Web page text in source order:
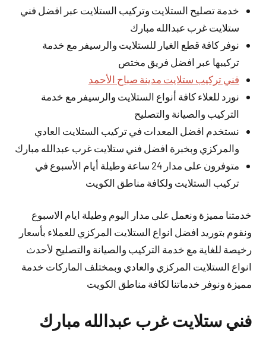
خدمة تصليح الستلايت وتركيب الستلايت عبر افضل فني
ستلايت غرب عبدالله مبارك
نوفر كافة قطع الغيار للستلايت والرسيفر مع خدمة
تركيبها عبر افضل فريق مختص
فني تركيب ستلايت مدينة صباح الأحمد
نورد للعلاء كافة أنواع الستلايت والرسيفر مع خدمة
التركيب والصيانة والتصليح
نستخدم افضل المعدات في تركيب الستلايت العادي
والمركزي وبخبرة افضل فني ستلايت غرب عبدالله مبارك
متوفرون على مدار 24 ساعة وطيلة أيام الأسبوع في
تركيب الستلايت ولكافة مناطق الكويت
خدمتنا مميزة ونعمل على مدار اليوم وطيلة ايام الاسبوع
ونقوم بتوريد افضل انواع الستلايت المركزي للعملاء بأسعار
رخيصة للغاية مع خدمة التركيب والصيانة والتصليح لأحدث
انواع الستلايت المركزي والعادي وبمختلف الماركات خدمة
مميزة ونوفر خدماتنا لكافة مناطق الكويت
فني ستلايت غرب عبدالله مبارك